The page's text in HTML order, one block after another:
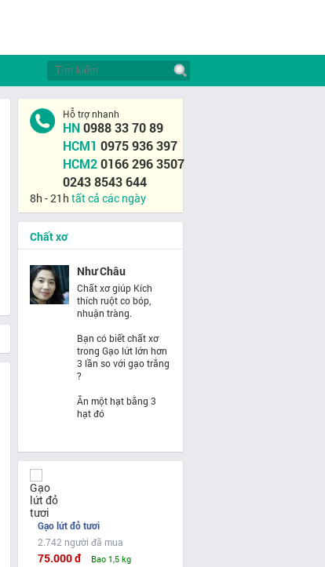
Hỗ trợ nhanh
HN0988 33 70 89
HCM1 0975 936 397
HCM20166 296 3507
0243 8543 644
8h - 21h tất cả các ngày
Chất xơ
Như Châu
Chất xơ giúp Kích
thích ruột co bóp,
nhuận tràng.
Bạn có biết chất xơ
trong Gạo lứt lớn hơn
3 lần so với gạo trắng
?
​Ăn một hạt bằng 3
hạt đó
Gạo lứt đỏ tươi
2.742 người đã mua
75.000 đ Bao 1,5 kg